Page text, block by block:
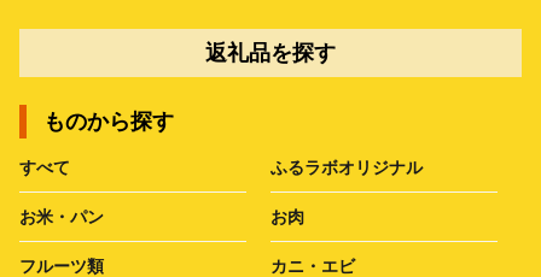
返礼品を探す
ものから探す
すべて ふるラボオリジナル
お米・パン お肉
フルーツ類 カニ・エビ